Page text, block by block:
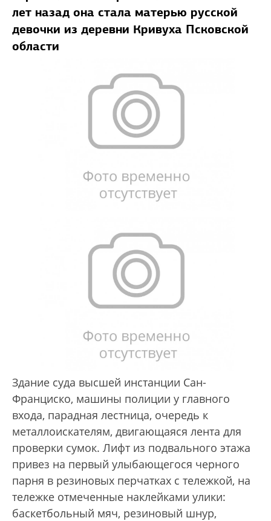
лет назад она стала матерью русской
девочки из деревни Кривуха Псковской
области
Здание суда высшей инстанции Сан-
Франциско, машины полиции у главного
входа, парадная лестница, очередь к
металлоискателям, двигающаяся лента для
проверки сумок. Лифт из подвального этажа
привез на первый улыбающегося черного
парня в резиновых перчатках с тележкой, на
тележке отмеченные наклейками улики:
баскетбольный мяч, резиновый шнур,